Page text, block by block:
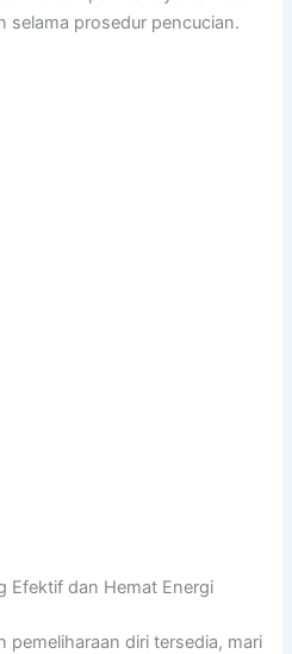
selama prosedur pencucian.
Efektif dan Hemat Energi
pemeliharaan diri tersedia, mari